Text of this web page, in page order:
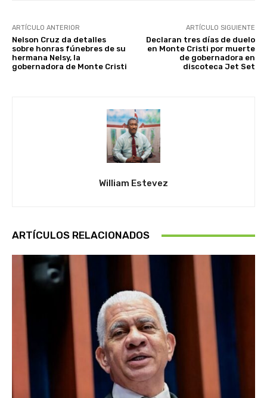
ARTÍCULO ANTERIOR
Nelson Cruz da detalles
sobre honras fúnebres de su
hermana Nelsy, la
gobernadora de Monte Cristi
ARTÍCULO SIGUIENTE
Declaran tres días de duelo
en Monte Cristi por muerte
de gobernadora en
discoteca Jet Set
William Estevez
ARTÍCULOS RELACIONADOS